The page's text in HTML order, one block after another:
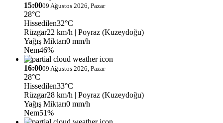
15:0009 Ağustos 2026, Pazar
28°C
Hissedilen32°C
Rüzgar22 km/h | Poyraz (Kuzeydoğu)
Yağış Miktarı0 mm/h
Nem46%
16:0009 Ağustos 2026, Pazar
28°C
Hissedilen33°C
Rüzgar28 km/h | Poyraz (Kuzeydoğu)
Yağış Miktarı0 mm/h
Nem51%